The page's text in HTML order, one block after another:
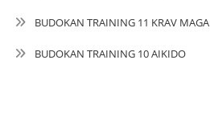
BUDOKAN TRAINING 11 KRAV MAGA
BUDOKAN TRAINING 10 AIKIDO